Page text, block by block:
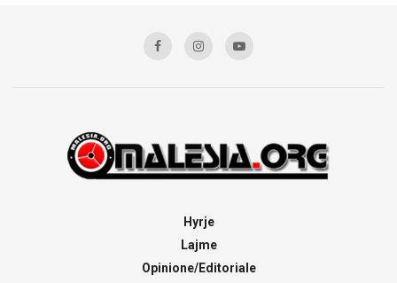
Hyrje
Lajme
Opinione/Editoriale